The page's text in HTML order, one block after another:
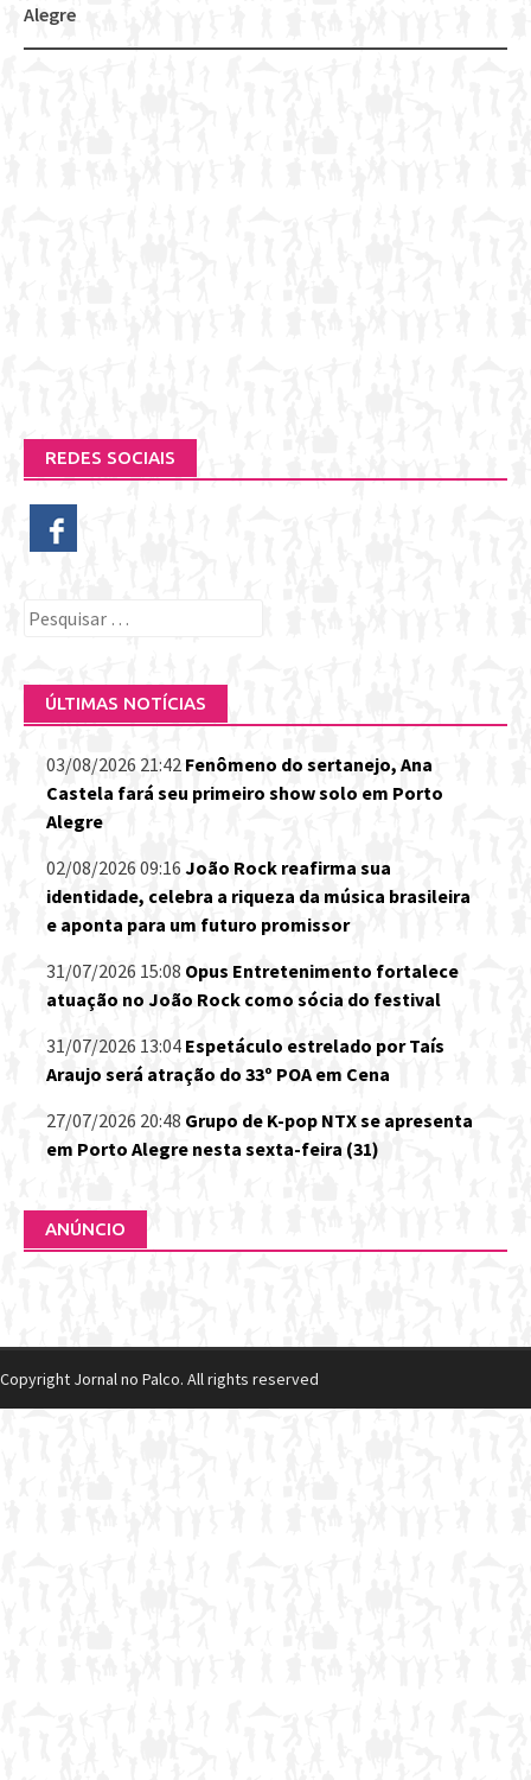
Alegre
REDES SOCIAIS
Pesquisar
ÚLTIMAS NOTÍCIAS
03/08/2026 21:42 Fenômeno do sertanejo, Ana
Castela fará seu primeiro show solo em Porto
Alegre
02/08/2026 09:16 João Rock reafirma sua
identidade, celebra a riqueza da música brasileira
e aponta para um futuro promissor
31/07/2026 15:08 Opus Entretenimento fortalece
atuação no João Rock como sócia do festival
31/07/2026 13:04 Espetáculo estrelado por Taís
Araujo será atração do 33º POA em Cena
27/07/2026 20:48 Grupo de K-pop NTX se apresenta
em Porto Alegre nesta sexta-feira (31)
ANÚNCIO
Copyright Jornal no Palco. All rights reserved